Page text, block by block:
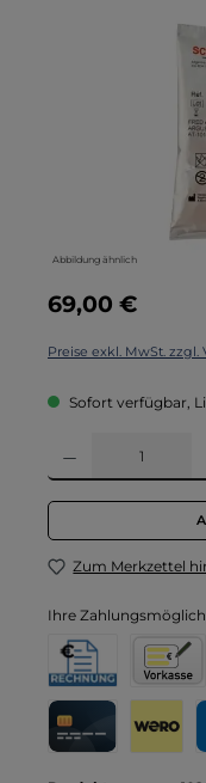
Abbildung ähnlich
Regulärer Preis:
69,00 €
Preise exkl. MwSt. zzgl.
Sofort verfügbar,
Produkt Anzahl: Gib
Zum Merkzettel
Ihre
Rechnung für